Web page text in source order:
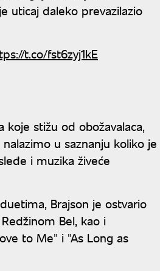
uticaj daleko prevazilazio
t.co/fst6zyj1kE
stižu od obožavalaca,
u saznanju koliko je
i muzika živeće
Brajson je ostvario
Bel, kao i
to Me" i "As Long as